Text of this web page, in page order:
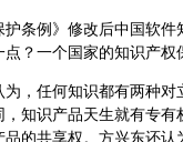
例》修改后中国软件
点？一个国家的知识产权
任何知识都有两种对
，知识产品天生就有专
品的共享权。方兴东还